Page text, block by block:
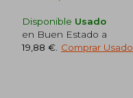
Disponible Usado
en Buen Estado a
19,88 € Comprar Usado